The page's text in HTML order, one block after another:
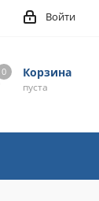
Войти
Корзина
0
пуста
0